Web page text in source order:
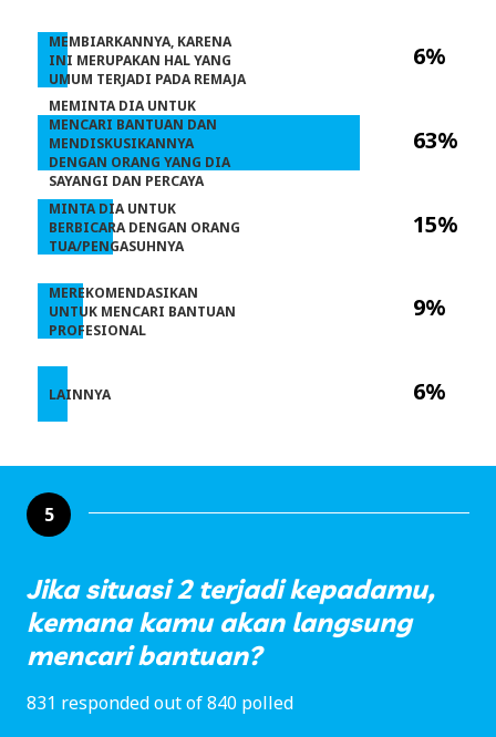
6%
63%
15%
9%
6%
MEMBIARKANNYA, KARENA
INI MERUPAKAN HAL YANG
UMUM TERJADI PADA REMAJA
MEMINTA DIA UNTUK
MENCARI BANTUAN DAN
MENDISKUSIKANNYA
DENGAN ORANG YANG DIA
SAYANGI DAN PERCAYA
MINTA DIA UNTUK
BERBICARA DENGAN ORANG
TUA/PENGASUHNYA
MEREKOMENDASIKAN
UNTUK MENCARI BANTUAN
PROFESIONAL
LAINNYA
5
Jika situasi 2 terjadi kepadamu,
kemana kamu akan langsung
mencari bantuan?
831 responded out of 840 polled